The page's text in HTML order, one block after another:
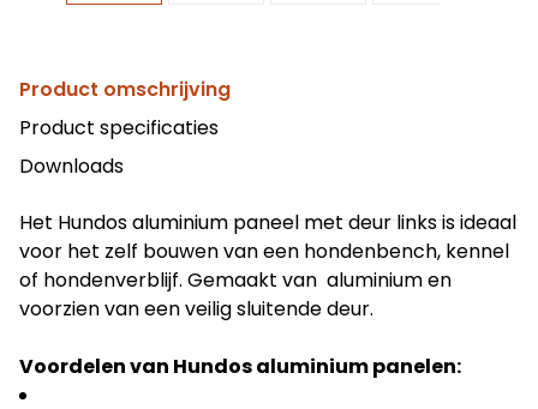
Product omschrijving
Product specificaties
Downloads
Het Hundos aluminium paneel met deur links is ideaal
voor het zelf bouwen van een hondenbench, kennel
of hondenverblijf. Gemaakt van aluminium en
voorzien van een veilig sluitende deur.
Voordelen van Hundos aluminium panelen: